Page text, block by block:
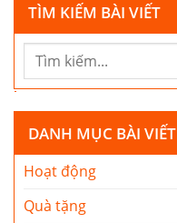
TÌM KIẾM BÀI VIẾT
DANH MỤC BÀI VIẾT
Hoạt động
Quà tặng